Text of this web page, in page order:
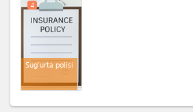
Sug'urta polisi
4